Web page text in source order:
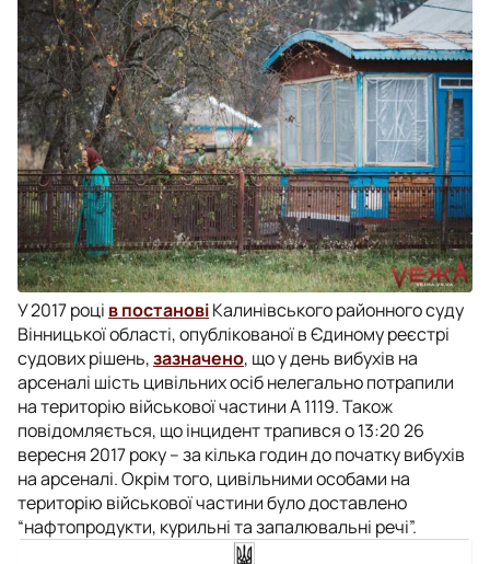
У 2017 році в постановіКалинівського районного суду
Вінницької області, опублікованої в Єдиному реєстрі
судових рішень,зазначено, що у день вибухів на
арсеналі шість цивільних осіб нелегально потрапили
на територію військової частини А 1119. Також
повідомляється, що інцидент трапився о 13:20 26
вересня 2017 року – за кілька годин до початку вибухів
на арсеналі. Окрім того, цивільними особами на
територію військової частини було доставлено
“нафтопродукти, курильні та запалювальні речі”.